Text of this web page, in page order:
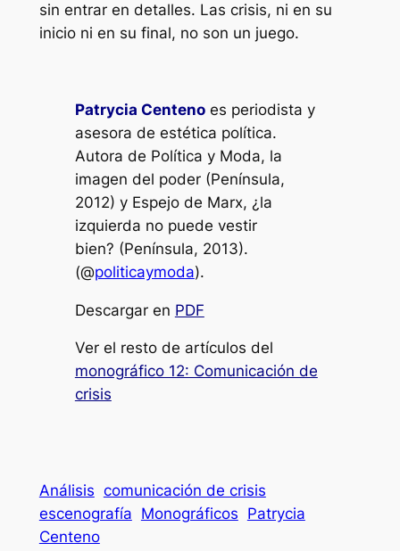
sin entrar en detalles. Las crisis, ni en su
inicio ni en su final, no son un juego.
Patrycia Centenoes periodista y
asesora de estética política.
Autora de Política y Moda, la
imagen del poder (Península,
2012) y Espejo de Marx, ¿la
izquierda no puede vestir
bien? (Península, 2013).
(@politicaymoda).
Descargar en PDF
Ver el resto de artículos del
monográfico 12: Comunicación de
crisis
Análisis comunicación de crisis
escenografía Monográficos Patrycia
Centeno